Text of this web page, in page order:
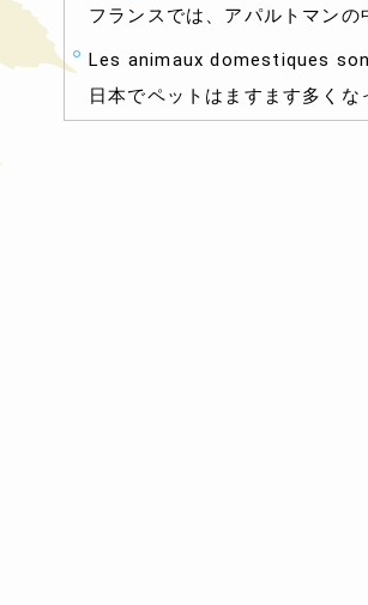
フランスでは、アパルトマンの
Les animaux domestiques
日本でペットはますます多くな